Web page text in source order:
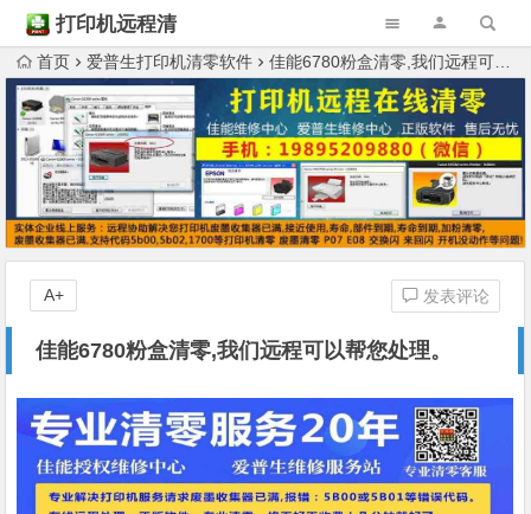
打印机远程清
零首页 爱普生打印机清零软件 佳能6780粉盒清零,我们远程可以帮您处理。
佳能6780粉盒清零,我们远程可以帮您处理。
发表评论
A+